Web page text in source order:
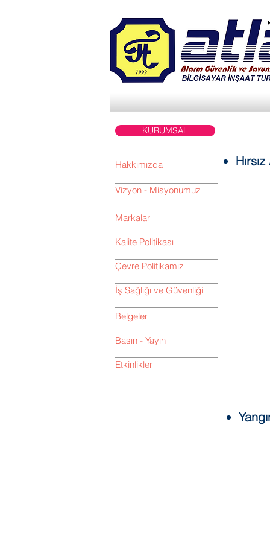
KURUMSAL
Hakkımızda
Vizyon - Misyonumuz
Markalar
Kalite Politikası
Çevre Politikamız
İş Sağlığı ve Güvenliği
Belgeler
Basın - Yayın
Etkinlikler